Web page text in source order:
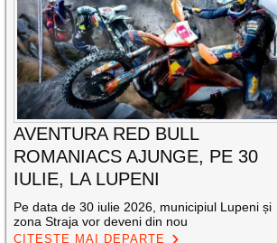
AVENTURA RED BULL
ROMANIACS AJUNGE, PE 30
IULIE, LA LUPENI
Pe data de 30 iulie 2026, municipiul Lupeni și
zona Straja vor deveni din nou
CITEȘTE MAI DEPARTE